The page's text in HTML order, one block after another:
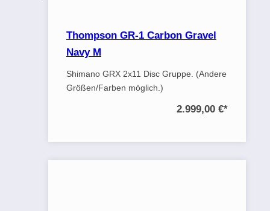
Thompson GR-1 Carbon Gravel
Navy M
Shimano GRX 2x11 Disc Gruppe. (Andere
Größen/Farben möglich.)
2.999,00 €*